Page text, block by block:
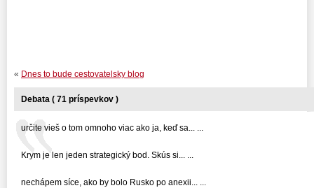
« Dnes to bude cestovatelsky blog
Debata ( 71 príspevkov )
určite vieš o tom omnoho viac ako ja, keď sa... ...
Krym je len jeden strategický bod. Skús si... ...
nechápem síce, ako by bolo Rusko po anexii... ...